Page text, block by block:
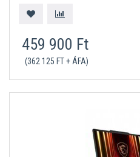
459 900 Ft
(362 125 FT + ÁFA)